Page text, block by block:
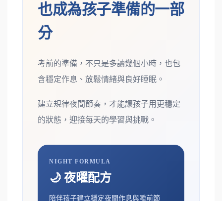
也成為孩子準備的一部
分
考前的準備，不只是多讀幾個小時，也包
含穩定作息、放鬆情緒與良好睡眠。
建立規律夜間節奏，才能讓孩子用更穩定
的狀態，迎接每天的學習與挑戰。
NIGHT FORMULA
🌙 夜曜配方
陪伴孩子建立穩定夜間作息與睡前節